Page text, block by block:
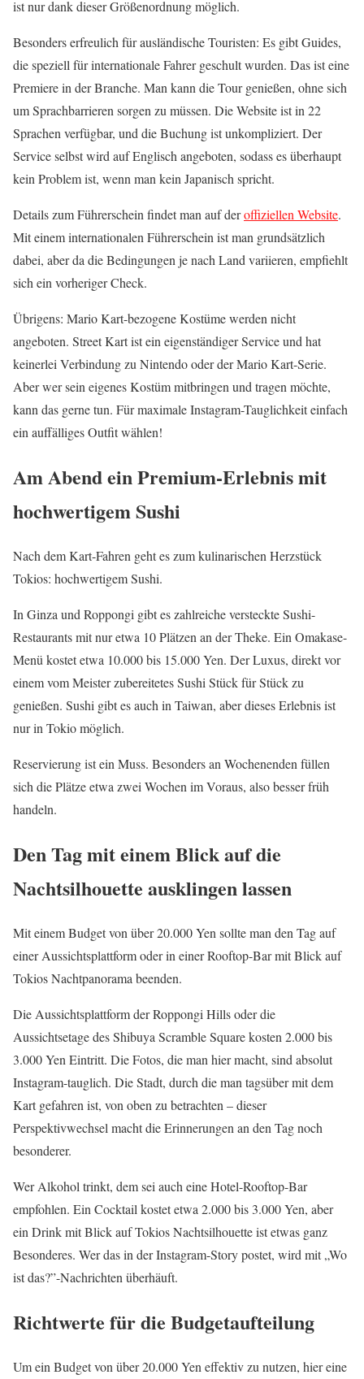
ist nur dank dieser Größenordnung möglich.
Besonders erfreulich für ausländische Touristen: Es gibt Guides,
die speziell für internationale Fahrer geschult wurden. Das ist eine
Premiere in der Branche. Man kann die Tour genießen, ohne sich
um Sprachbarrieren sorgen zu müssen. Die Website ist in 22
Sprachen verfügbar, und die Buchung ist unkompliziert. Der
Service selbst wird auf Englisch angeboten, sodass es überhaupt
kein Problem ist, wenn man kein Japanisch spricht.
Details zum Führerschein findet man auf deroffiziellen Website.
Mit einem internationalen Führerschein ist man grundsätzlich
dabei, aber da die Bedingungen je nach Land variieren, empfiehlt
sich ein vorheriger Check.
Übrigens: Mario Kart-bezogene Kostüme werden nicht
angeboten. Street Kart ist ein eigenständiger Service und hat
keinerlei Verbindung zu Nintendo oder der Mario Kart-Serie.
Aber wer sein eigenes Kostüm mitbringen und tragen möchte,
kann das gerne tun. Für maximale Instagram-Tauglichkeit einfach
ein auffälliges Outfit wählen!
Am Abend ein Premium-Erlebnis mit
hochwertigem Sushi
Nach dem Kart-Fahren geht es zum kulinarischen Herzstück
Tokios: hochwertigem Sushi.
In Ginza und Roppongi gibt es zahlreiche versteckte Sushi-
Restaurants mit nur etwa 10 Plätzen an der Theke. Ein Omakase-
Menü kostet etwa 10.000 bis 15.000 Yen. Der Luxus, direkt vor
einem vom Meister zubereitetes Sushi Stück für Stück zu
genießen. Sushi gibt es auch in Taiwan, aber dieses Erlebnis ist
nur in Tokio möglich.
Reservierung ist ein Muss. Besonders an Wochenenden füllen
sich die Plätze etwa zwei Wochen im Voraus, also besser früh
handeln.
Den Tag mit einem Blick auf die
Nachtsilhouette ausklingen lassen
Mit einem Budget von über 20.000 Yen sollte man den Tag auf
einer Aussichtsplattform oder in einer Rooftop-Bar mit Blick auf
Tokios Nachtpanorama beenden.
Die Aussichtsplattform der Roppongi Hills oder die
Aussichtsetage des Shibuya Scramble Square kosten 2.000 bis
3.000 Yen Eintritt. Die Fotos, die man hier macht, sind absolut
Instagram-tauglich. Die Stadt, durch die man tagsüber mit dem
Kart gefahren ist, von oben zu betrachten – dieser
Perspektivwechsel macht die Erinnerungen an den Tag noch
besonderer.
Wer Alkohol trinkt, dem sei auch eine Hotel-Rooftop-Bar
empfohlen. Ein Cocktail kostet etwa 2.000 bis 3.000 Yen, aber
ein Drink mit Blick auf Tokios Nachtsilhouette ist etwas ganz
Besonderes. Wer das in der Instagram-Story postet, wird mit „Wo
ist das?”-Nachrichten überhäuft.
Richtwerte für die Budgetaufteilung
Um ein Budget von über 20.000 Yen effektiv zu nutzen, hier eine